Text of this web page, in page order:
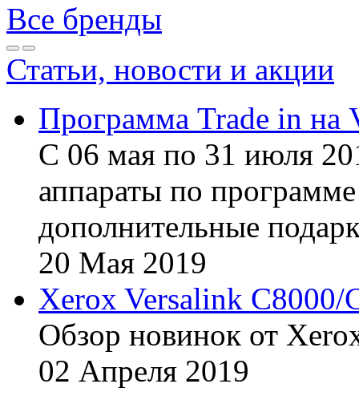
Все бренды
Статьи, новости и акции
Программа Trade in на
С 06 мая по 31 июля
аппараты по
дополнительные
20 Мая 2019
Xerox Versalink C8000/
Обзор новинок от
02 Апреля 2019